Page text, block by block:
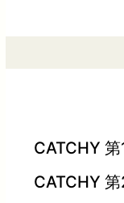
CATCHY 第
CATCHY 第